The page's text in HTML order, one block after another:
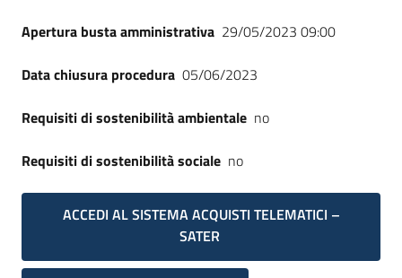
Apertura busta amministrativa 29/05/2023 09:00
Data chiusura procedura 05/06/2023
Requisiti di sostenibilità ambientale no
Requisiti di sostenibilità sociale no
ACCEDI AL SISTEMA ACQUISTI TELEMATICI –
SATER